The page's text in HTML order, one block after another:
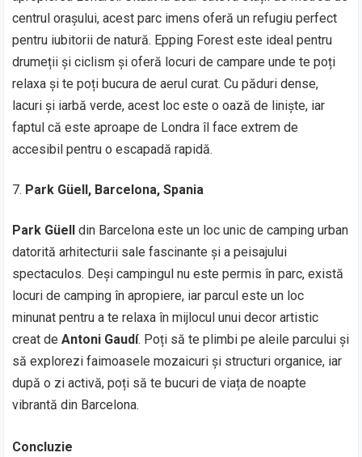
centrul orașului, acest parc imens oferă un refugiu perfect
pentru iubitorii de natură. Epping Forest este ideal pentru
drumeții și ciclism și oferă locuri de campare unde te poți
relaxa și te poți bucura de aerul curat. Cu păduri dense,
lacuri și iarbă verde, acest loc este o oază de liniște, iar
faptul că este aproape de Londra îl face extrem de
accesibil pentru o escapadă rapidă.
Park Güell, Barcelona, Spania
Park Güell din Barcelona este un loc unic de camping urban
datorită arhitecturii sale fascinante și a peisajului
spectaculos. Deși campingul nu este permis în parc, există
locuri de camping în apropiere, iar parcul este un loc
minunat pentru a te relaxa în mijlocul unui decor artistic
creat deAntoni Gaudí. Poți să te plimbi pe aleile parcului și
să explorezi faimoasele mozaicuri și structuri organice, iar
după o zi activă, poți să te bucuri de viața de noapte
vibrantă din Barcelona.
Concluzie